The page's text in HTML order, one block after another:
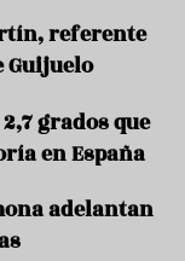
referente
Guijuelo
grados que
en España
adelantan